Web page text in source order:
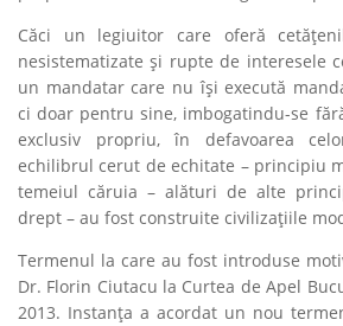
Căci un legiuitor care oferă
nesistematizate şi rupte de interesele
un mandatar care nu îşi execută
ci doar pentru sine, imbogatindu-se
exclusiv propriu, în defavoarea
echilibrul cerut de echitate – principiu
temeiul căruia – alături de alte
drept – au fost construite civilizaţiile
Termenul la care au fost introduse
Dr. Florin Ciutacu la Curtea de Apel
2013. Instanţa a acordat un nou